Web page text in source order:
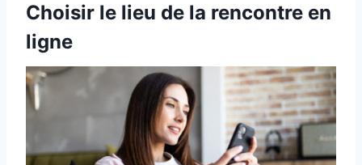
Choisir le lieu de la rencontre en
ligne